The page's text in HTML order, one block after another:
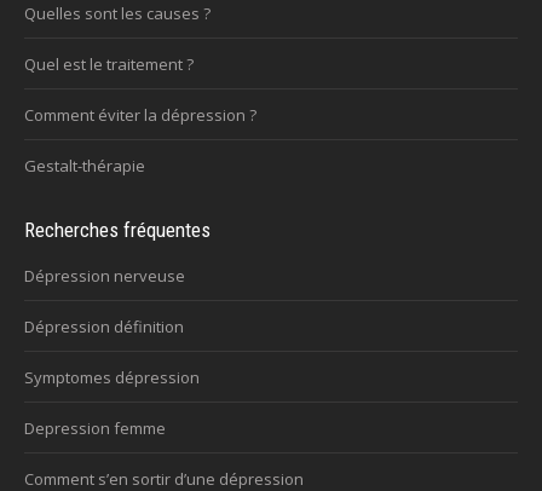
Quelles sont les causes ?
Quel est le traitement ?
Comment éviter la dépression ?
Gestalt-thérapie
Recherches fréquentes
Dépression nerveuse
Dépression définition
Symptomes dépression
Depression femme
Comment s’en sortir d’une dépression